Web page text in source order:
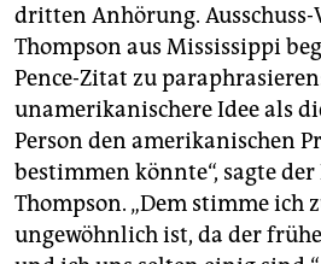
dritten Anhörung.
Thompson aus Mississippi
Pence-Zitat zu
unamerikanischere Idee als
Person den amerikanischen
bestimmen könnte“, sagte
Thompson. „Dem stimme ich
ungewöhnlich ist, da der